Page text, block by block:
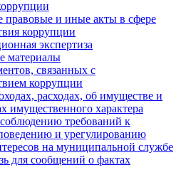
и иные акты в сфере
коррупции
экспертиза
материалы
связанных с
коррупции
расходах, об имуществе и
имущественного характера
требований к
и урегулированию
на муниципальной службе
для сообщений о фактах